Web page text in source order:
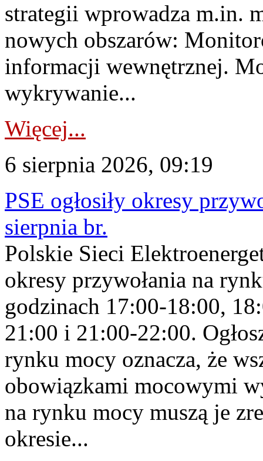
strategii wprowadza m.in.
nowych obszarów:
informacji wewnętrznej.
wykrywanie...
Więcej...
6 sierpnia 2026, 09:19
PSE ogłosiły okresy
sierpnia br.
Polskie Sieci
okresy przywołania na
godzinach 17:00-18:00,
21:00 i 21:00-22:00.
rynku mocy oznacza, że
obowiązkami mocowymi
na rynku mocy muszą je
okresie...